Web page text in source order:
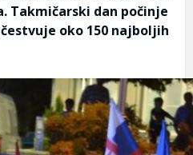
Takmičarski dan počinje
oko 150 najboljih